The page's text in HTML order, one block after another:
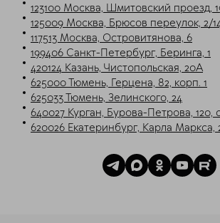
123100 Москва, Шмитовский проезд,
125009 Москва, Брюсов переулок, 2/
117513 Москва, Островитянова, 6
199406 Санкт-Петербург, Беринга, 1
420124 Казань, Чистопольская, 20А
625000 Тюмень, Герцена, 82, корп. 1
625033 Тюмень, Зелинского, 24
640027 Курган, Бурова-Петрова, 120,
620026 Екатеринбург, Карла Маркса,